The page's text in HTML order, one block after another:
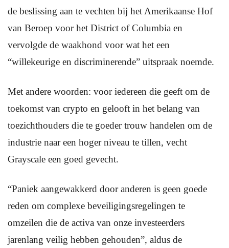
de beslissing aan te vechten bij het Amerikaanse Hof
van Beroep voor het District of Columbia en
vervolgde de waakhond voor wat het een
“willekeurige en discriminerende” uitspraak noemde.
Met andere woorden: voor iedereen die geeft om de
toekomst van crypto en gelooft in het belang van
toezichthouders die te goeder trouw handelen om de
industrie naar een hoger niveau te tillen, vecht
Grayscale een goed gevecht.
“Paniek aangewakkerd door anderen is geen goede
reden om complexe beveiligingsregelingen te
omzeilen die de activa van onze investeerders
jarenlang veilig hebben gehouden”, aldus de